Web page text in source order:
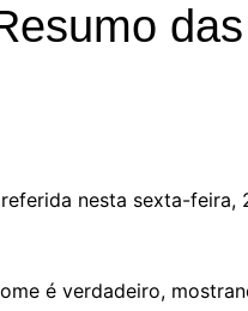
nesta sexta-
é verdadeiro,